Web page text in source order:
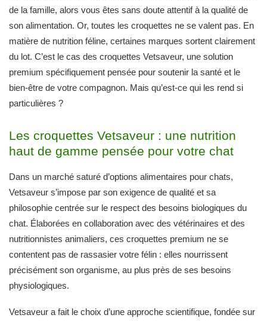
de la famille, alors vous êtes sans doute attentif à la qualité de
son alimentation. Or, toutes les croquettes ne se valent pas. En
matière de nutrition féline, certaines marques sortent clairement
du lot. C’est le cas des croquettes Vetsaveur, une solution
premium spécifiquement pensée pour soutenir la santé et le
bien-être de votre compagnon. Mais qu’est-ce qui les rend si
particulières ?
Les croquettes Vetsaveur : une nutrition
haut de gamme pensée pour votre chat
Dans un marché saturé d’options alimentaires pour chats,
Vetsaveur s’impose par son exigence de qualité et sa
philosophie centrée sur le respect des besoins biologiques du
chat. Élaborées en collaboration avec des vétérinaires et des
nutritionnistes animaliers, ces croquettes premium ne se
contentent pas de rassasier votre félin : elles nourrissent
précisément son organisme, au plus près de ses besoins
physiologiques.
Vetsaveur a fait le choix d’une approche scientifique, fondée sur